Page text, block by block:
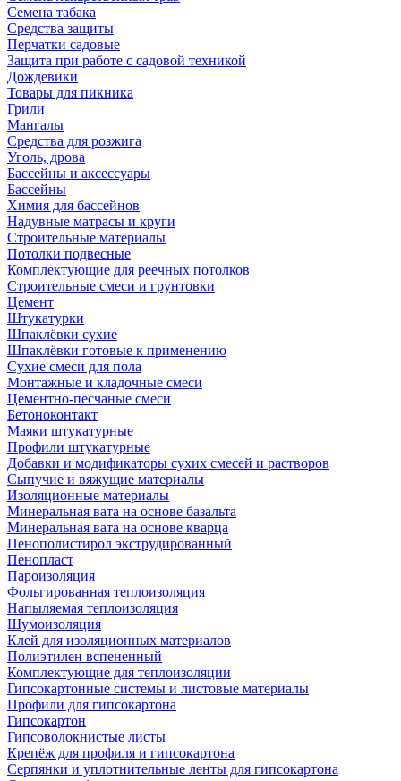
Семена табака
Средства защиты
Перчатки садовые
Защита при работе с садовой техникой
Дождевики
Товары для пикника
Грили
Мангалы
Средства для розжига
Уголь, дрова
Бассейны и аксессуары
Бассейны
Химия для бассейнов
Надувные матрасы и круги
Строительные материалы
Потолки подвесные
Комплектующие для реечных потолков
Строительные смеси и грунтовки
Цемент
Штукатурки
Шпаклёвки сухие
Шпаклёвки готовые к применению
Сухие смеси для пола
Монтажные и кладочные смеси
Цементно-песчаные смеси
Бетоноконтакт
Маяки штукатурные
Профили штукатурные
Добавки и модификаторы сухих смесей и растворов
Сыпучие и вяжущие материалы
Изоляционные материалы
Минеральная вата на основе базальта
Минеральная вата на основе кварца
Пенополистирол экструдированный
Пенопласт
Пароизоляция
Фольгированная теплоизоляция
Напыляемая теплоизоляция
Шумоизоляция
Клей для изоляционных материалов
Полиэтилен вспененный
Комплектующие для теплоизоляции
Гипсокартонные системы и листовые материалы
Профили для гипсокартона
Гипсокартон
Гипсоволокнистые листы
Крепёж для профиля и гипсокартона
Серпянки и уплотнительные ленты для гипсокартона